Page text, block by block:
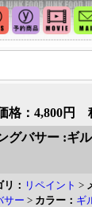
格：4,800円
グバサー :ギ
： リペイント >
サー > カラー： ギ